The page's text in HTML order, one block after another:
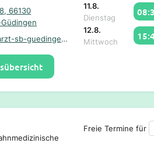
66130
https://zahnarzt-sb-guedingen.de/
11.8.
Dienstag
12.8.
Mittwoch
Freie Termine für